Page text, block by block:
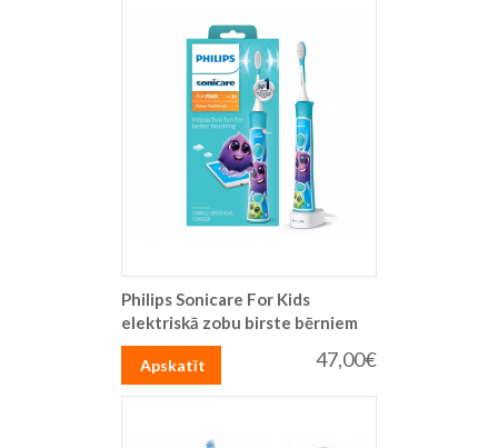
Philips Sonicare For Kids
elektriskā zobu birste bērniem
47,00€
Apskatīt